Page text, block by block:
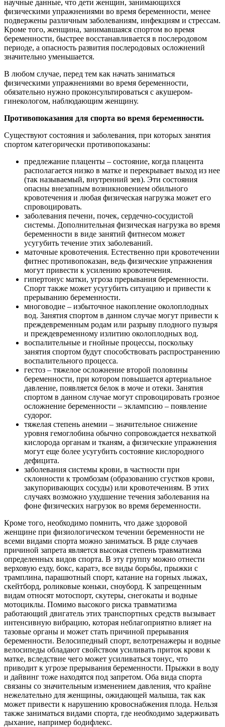
научные данные, что дети женщин, занимающихся
физическими упражнениями во время беременности, менее
подвержены различным заболеваниям, инфекциям и стрессам.
Кроме того, женщина, занимавшаяся спортом во время
беременности, быстрее восстанавливается в послеродовом
периоде, а опасность развития послеродовых осложнений
значительно уменьшается.
В любом случае, перед тем как начать заниматься
физическими упражнениями во время беременности,
обязательно нужно проконсультироваться с акушером-
гинекологом, наблюдающим женщину.
Противопоказания для спорта во время беременности.
Существуют состояния и заболевания, при которых занятия
спортом категорически противопоказаны:
предлежание плаценты – состояние, когда плацента
располагается низко в матке и перекрывает выход из нее
(так называемый, внутренний зев). Эти состояния
опасны внезапным возникновением обильного
кровотечения и любая физическая нагрузка может его
спровоцировать.
заболевания печени, почек, сердечно-сосудистой
системы. Дополнительная физическая нагрузка во время
беременности в виде занятий фитнесом может
усугубить течение этих заболеваний.
маточные кровотечения. Естественно при кровотечении
фитнес противопоказан, ведь физические упражнения
могут привести к усилению кровотечения.
гипертонус матки, угроза прерывания беременности.
Спорт также может усугубить ситуацию и привести к
прерыванию беременности.
многоводие – избыточное накопление околоплодных
вод. Занятия спортом в данном случае могут привести к
преждевременным родам или разрыву плодного пузыря
и преждевременному излитию околоплодных вод.
воспалительные и гнойные процессы, поскольку
занятия спортом будут способствовать распространению
воспалительного процесса.
гестоз – тяжелое осложнение второй половины
беременности, при котором повышается артериальное
давление, появляется белок в моче и отеки. Занятия
спортом в данном случае могут спровоцировать грозное
осложнение беременности – эклампсию – появление
судорог.
тяжелая степень анемии – значительное снижение
уровня гемоглобина обычно сопровождается нехваткой
кислорода органам и тканям, а физические упражнения
могут еще более усугубить состояние кислородного
дефицита.
заболевания системы крови, в частности при
склонности к тромбозам (образованию сгустков крови,
закупоривающих сосуды) или кровотечениям. В этих
случаях возможно ухудшение течения заболевания на
фоне физических нагрузок во время беременности.
Кроме того, необходимо помнить, что даже здоровой
женщине при физиологическом течении беременности не
всеми видами спорта можно заниматься. В ряде случаев
причиной запрета является высокая степень травматизма
определенных видов спорта. В эту группу можно отнести
верховую езду, бокс, каратэ, все виды борьбы, прыжки с
трамплина, парашютный спорт, катание на горных лыжах,
скейтборд, роликовые коньки, сноуборд. К запрещенным
видам относят мотоспорт, скутеры, снегокаты и водные
мотоциклы. Помимо высокого риска травматизма
работающий двигатель этих транспортных средств вызывает
интенсивную вибрацию, которая неблагоприятно влияет на
тазовые органы и может стать причиной прерывания
беременности. Велосипедный спорт, велотренажеры и водные
велосипеды обладают свойством усиливать приток крови к
матке, вследствие чего может усиливаться тонус, что
приводит к угрозе прерывания беременности. Прыжки в воду
и дайвинг тоже находятся под запретом. Оба вида спорта
связаны со значительным изменением давления, что крайне
нежелательно для женщины, ожидающей малыша, так как
может привести к нарушению кровоснабжения плода. Нельзя
также заниматься видами спорта, где необходимо задерживать
дыхание, например бодифлекс.